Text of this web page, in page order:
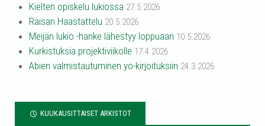
Kielten opiskelu lukiossa 27.5.2026
Raisan Haastattelu 20.5.2026
Meijän lukio -hanke lähestyy loppuaan 10.5.2026
Kurkistuksia projektiviikolle 17.4.2026
Abien valmistautuminen yo-kirjoituksiin 24.3.2026
KUUKAUSITTAISET ARKISTOT